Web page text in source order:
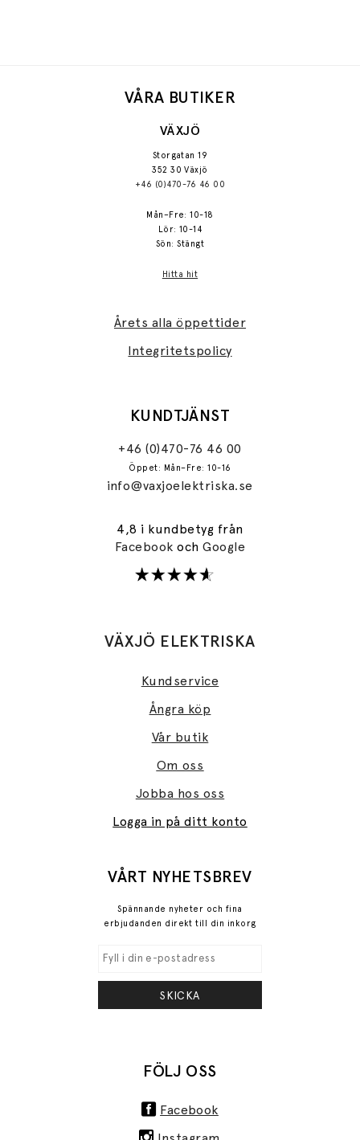
VÅRA BUTIKER
VÄXJÖ
Storgatan 19
352 30 Växjö
+46 (0)470-76 46 00
Mån–Fre: 10-18
Lör: 10-14
Sön: Stängt
Hitta hit
Årets alla öppettider
Integritetspolicy
KUNDTJÄNST
+46 (0)470-76 46 00
Öppet: Mån–Fre: 10-16
info@vaxjoelektriska.se
4,8 i kundbetyg från
FacebookochGoogle
VÄXJÖ ELEKTRISKA
Kundservice
Ångra köp
Vår butik
Om oss
Jobba hos oss
Logga in på ditt konto
VÅRT NYHETSBREV
Spännande nyheter och fina
erbjudanden direkt till din inkorg
SKICKA
FÖLJ OSS
Facebook